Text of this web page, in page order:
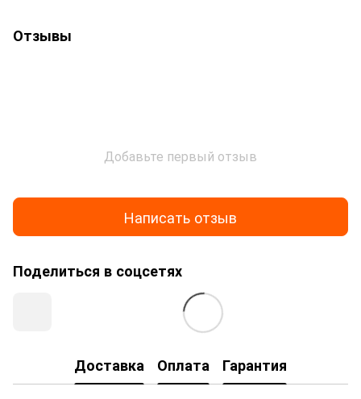
Отзывы
Добавьте первый отзыв
Написать отзыв
Поделиться в соцсетях
Доставка Оплата Гарантия